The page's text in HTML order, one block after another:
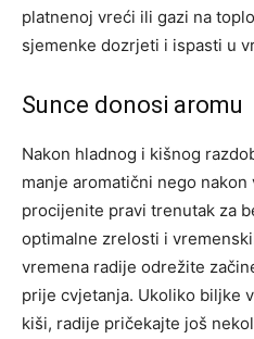
platnenoj vreći ili gazi na
sjemenke dozrjeti i ispasti u
Sunce donosi aromu
Nakon hladnog i kišnog
manje aromatični nego nakon
procijenite pravi trenutak za
optimalne zrelosti i
vremena radije odrežite
prije cvjetanja. Ukoliko biljke
kiši, radije pričekajte još